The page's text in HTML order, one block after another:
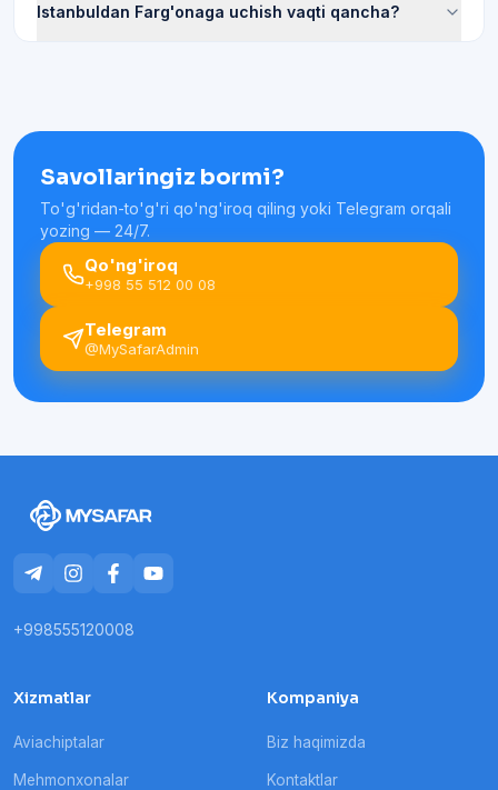
Istanbuldan Farg'onaga uchish vaqti qancha?
Savollaringiz bormi?
To'g'ridan-to'g'ri qo'ng'iroq qiling yoki Telegram orqali
yozing — 24/7.
Qo'ng'iroq
+998 55 512 00 08
Telegram
@MySafarAdmin
+998555120008
Xizmatlar
Aviachiptalar
Mehmonxonalar
Kompaniya
Biz haqimizda
Kontaktlar